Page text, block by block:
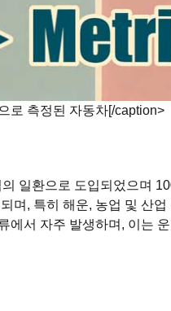
로 측정된 자동차[/caption>
일환으로 도입되었으며
며, 특히 해운, 농업 및 산
에서 자주 발생하며, 이는